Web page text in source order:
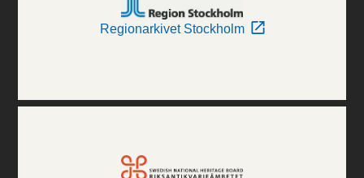
Regionarkivet Stockholm